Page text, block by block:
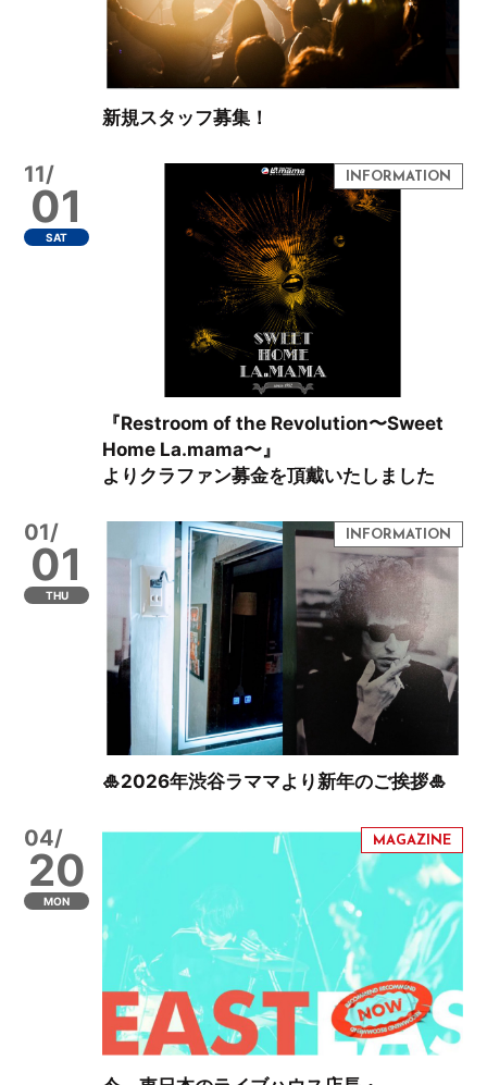
新規スタッフ募集！
11/
01
SAT
『Restroom of the Revolution〜Sweet
Home La.mama〜』
よりクラファン募金を頂戴いたしました
01/
01
THU
🎍2026年渋谷ラママより新年のご挨拶🎍
04/
20
MON